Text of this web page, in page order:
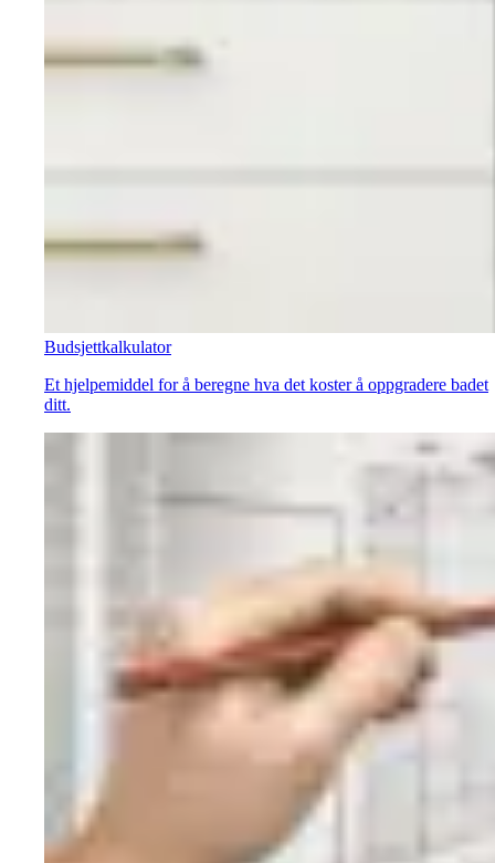
Budsjettkalkulator
Et hjelpemiddel for å beregne hva det koster å oppgradere badet
ditt.